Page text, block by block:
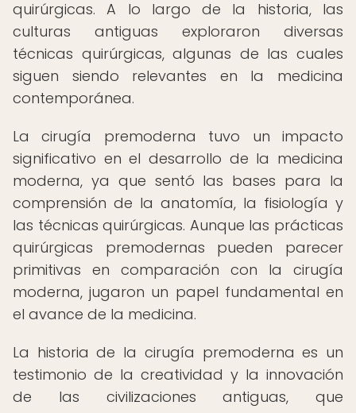
quirúrgicas. A lo largo de la historia, las
culturas antiguas exploraron diversas
técnicas quirúrgicas, algunas de las cuales
siguen siendo relevantes en la medicina
contemporánea.
La cirugía premoderna tuvo un impacto
significativo en el desarrollo de la medicina
moderna, ya que sentó las bases para la
comprensión de la anatomía, la fisiología y
las técnicas quirúrgicas. Aunque las prácticas
quirúrgicas premodernas pueden parecer
primitivas en comparación con la cirugía
moderna, jugaron un papel fundamental en
el avance de la medicina.
La historia de la cirugía premoderna es un
testimonio de la creatividad y la innovación
de las civilizaciones antiguas, que